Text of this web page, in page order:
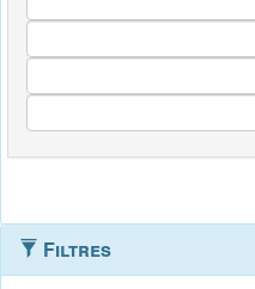
Filtres